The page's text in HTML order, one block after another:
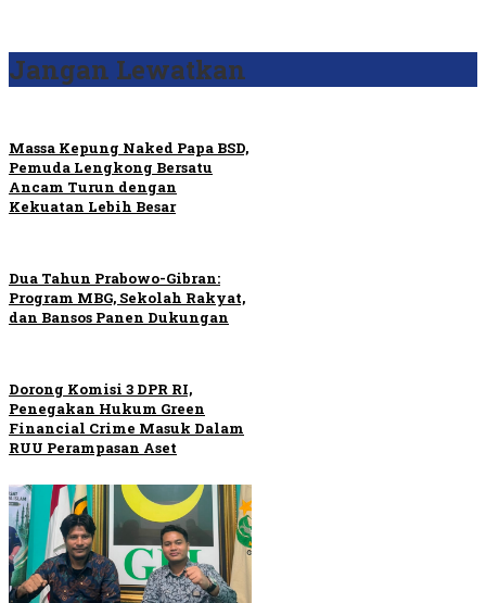
Jangan Lewatkan
Massa Kepung Naked Papa BSD,
Pemuda Lengkong Bersatu
Ancam Turun dengan
Kekuatan Lebih Besar
Dua Tahun Prabowo-Gibran:
Program MBG, Sekolah Rakyat,
dan Bansos Panen Dukungan
Dorong Komisi 3 DPR RI,
Penegakan Hukum Green
Financial Crime Masuk Dalam
RUU Perampasan Aset